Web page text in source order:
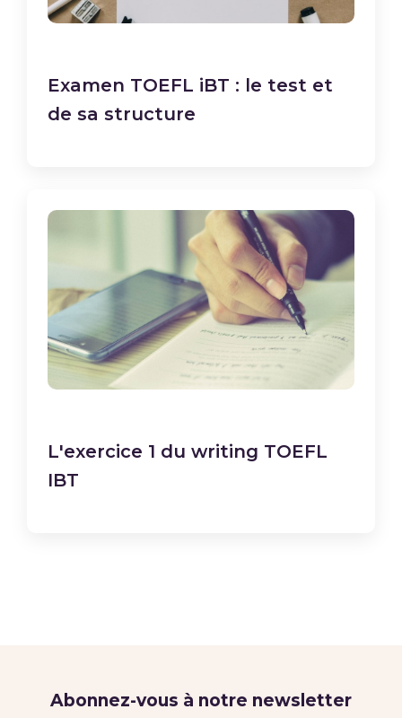
Examen TOEFL iBT : le test et
de sa structure
L'exercice 1 du writing TOEFL
IBT
Abonnez-vous à notre newsletter